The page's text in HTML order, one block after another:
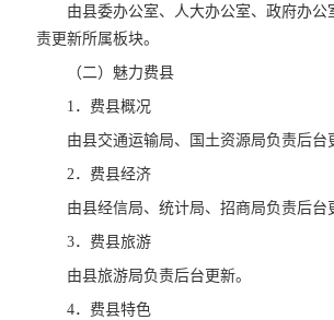
由县委办公室、人大办公室、政府办公
责更新所属板块。
（二）魅力费县
1．费县概况
由县交通运输局、国土资源局负责后台
2．费县经济
由县经信局、统计局、招商局负责后台
3．费县旅游
由县旅游局负责后台更新。
4．费县特色